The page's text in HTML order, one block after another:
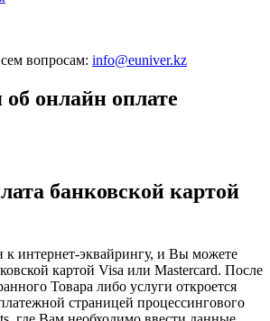
вопросам: info@euniver.kz
онлайн оплате
банковской картой
интернет-эквайрингу, и Вы можете
картой Visa или Mastercard. После
Товара либо услуги откроется
страницей процессингового